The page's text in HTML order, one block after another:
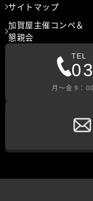
サイトマップ
加賀屋主催コンペ＆
懇親会
TEL
⽉〜⾦ 9：